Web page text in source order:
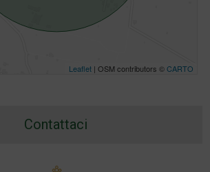
Leaflet| OSM contributors ©CARTO
Contattaci